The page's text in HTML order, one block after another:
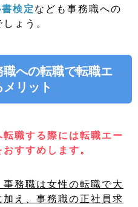
検定 なども事務職への
ょう。
への転職で転職エ
リット
職する際には転職エー
すすめします。
務職は女性の転職で大
え、事務職の正社員求